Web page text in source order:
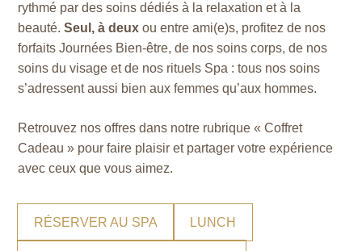
rythmé par des soins dédiés à la relaxation et à la
beauté.Seul, à deux ou entre ami(e)s, profitez de nos
forfaits Journées Bien-être, de nos soins corps, de nos
soins du visage et de nos rituels Spa : tous nos soins
s’adressent aussi bien aux femmes qu’aux hommes.
Retrouvez nos offres dans notre rubrique « Coffret
Cadeau » pour faire plaisir et partager votre expérience
avec ceux que vous aimez.
RÉSERVER AU SPA LUNCH